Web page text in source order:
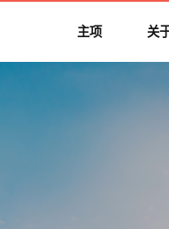
主项 关